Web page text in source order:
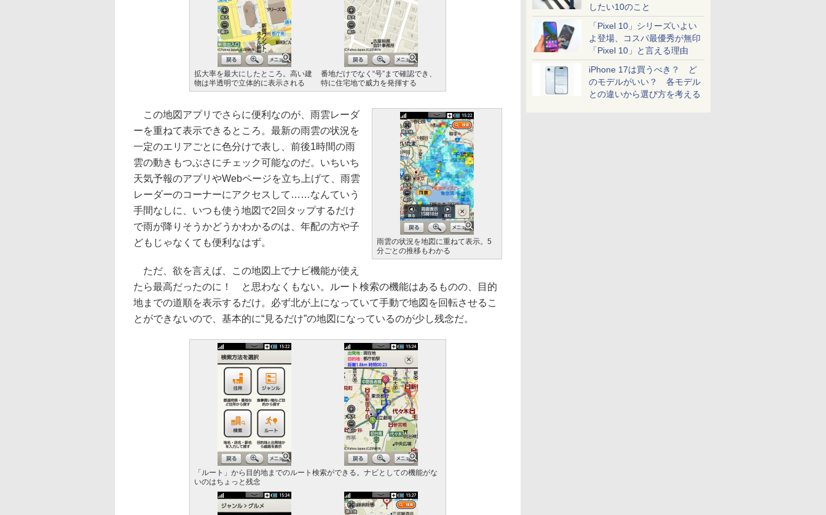
したい10のこと
「Pixel 10」シリーズいよい
よ登場、コスパ最優秀が無印
「Pixel 10」と言える理由
iPhone 17は買うべき？ ど
のモデルがいい？ 各モデル
との違いから選び方を考える
拡大率を最大にしたところ。高い建
物は半透明で立体的に表示される
番地だけでなく“号”まで確認でき、
特に住宅地で威力を発揮する
雨雲の状況を地図に重ねて表示。5
分ごとの推移もわかる
この地図アプリでさらに便利なのが、雨雲レーダ
ーを重ねて表示できるところ。最新の雨雲の状況を
一定のエリアごとに色分けで表し、前後1時間の雨
雲の動きもつぶさにチェック可能なのだ。いちいち
天気予報のアプリやWebページを立ち上げて、雨雲
レーダーのコーナーにアクセスして……なんていう
手間なしに、いつも使う地図で2回タップするだけ
で雨が降りそうかどうかわかるのは、年配の方や子
どもじゃなくても便利なはず。
ただ、欲を言えば、この地図上でナビ機能が使え
たら最高だったのに！ と思わなくもない。ルート検索の機能はあるものの、目的
地までの道順を表示するだけ。必ず北が上になっていて手動で地図を回転させるこ
とができないので、基本的に“見るだけ”の地図になっているのが少し残念だ。
「ルート」から目的地までのルート検索ができる。ナビとしての機能がな
いのはちょっと残念